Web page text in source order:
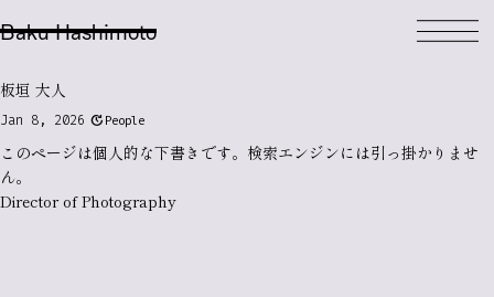
Baku Hashimoto
Jan 8, 2026 update People
板垣 大人
このページは個人的な下書き です。検索エンジンには引っ掛かりませ
ん。
Director of Photography